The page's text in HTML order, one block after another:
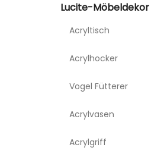
Lucite-Möbeldekor
Acryltisch
Acrylhocker
Vogel Fütterer
Acrylvasen
Acrylgriff